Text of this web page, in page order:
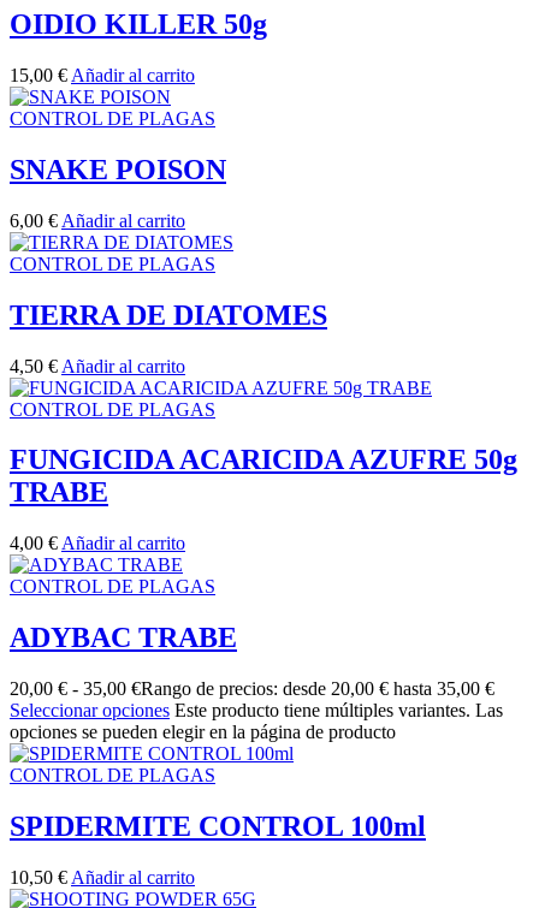
OIDIO KILLER 50g
15,00 € Añadir al carrito
CONTROL DE PLAGAS
SNAKE POISON
6,00 € Añadir al carrito
CONTROL DE PLAGAS
TIERRA DE DIATOMES
4,50 € Añadir al carrito
CONTROL DE PLAGAS
FUNGICIDA ACARICIDA AZUFRE 50g
TRABE
4,00 € Añadir al carrito
CONTROL DE PLAGAS
ADYBAC TRABE
20,00 € - 35,00 €Rango de precios: desde 20,00 € hasta 35,00 €
Seleccionar opciones Este producto tiene múltiples variantes. Las
opciones se pueden elegir en la página de producto
CONTROL DE PLAGAS
SPIDERMITE CONTROL 100ml
10,50 € Añadir al carrito